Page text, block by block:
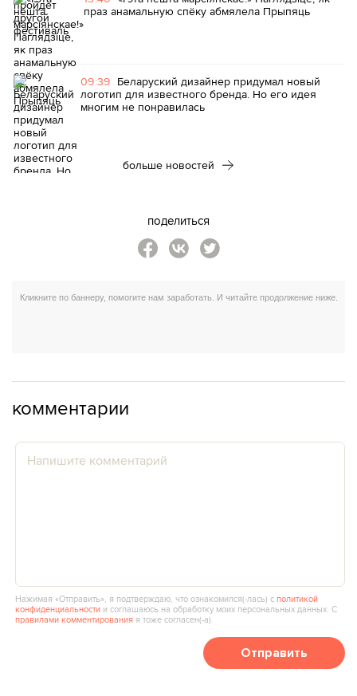
праз анамальную спёку абмялела Прыпяць
09:39 Беларуский дизайнер придумал новый
логотип для известного бренда. Но его идея
многим не понравилась
больше новостей
поделиться
комментарии
Нажимая «Отправить», я подтверждаю, что ознакомился(‑лась) сполитикой
конфиденциальности и соглашаюсь на обработку моих персональных данных. С
правилами комментирования я тоже согласен(‑а).
Отправить